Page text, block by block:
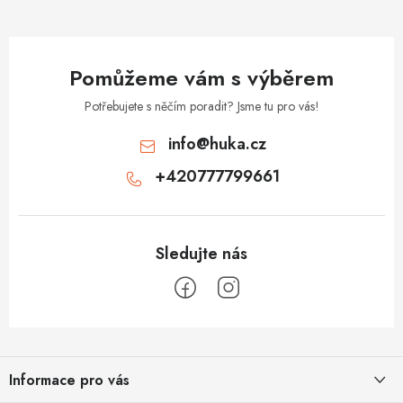
Pomůžeme vám s výběrem
Potřebujete s něčím poradit? Jsme tu pro vás!
info@huka.cz
+420777799661
pInformace pro vás